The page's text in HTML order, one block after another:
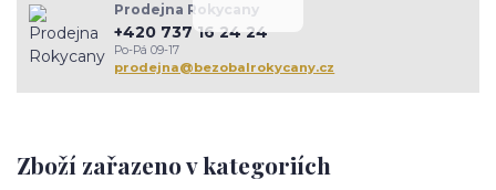
Zboží zařazeno v kategoriích
Prodejna Rokycany
+420 737 16 24 24
Po-Pá 09-17
prodejna@bezobalrokycany.cz